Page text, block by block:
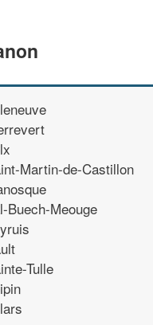
Martin-de-Castillon
Buech-Meouge
Tulle